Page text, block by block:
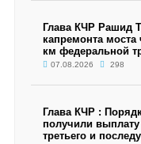
Глава КЧР Рашид
капремонта
км федеральной
07.08.2026 298
Глава КЧР :
получили
третьего и